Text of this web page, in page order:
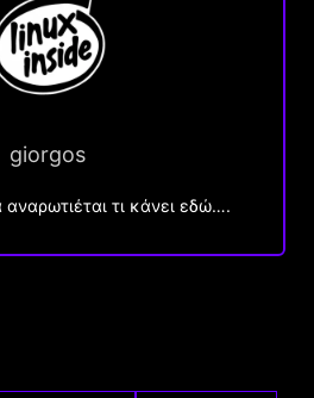
giorgos
τι κάνει εδώ….